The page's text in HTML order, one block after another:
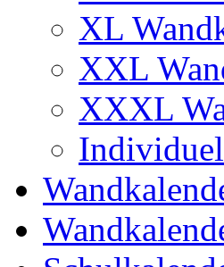
XL
XXL
XXXL